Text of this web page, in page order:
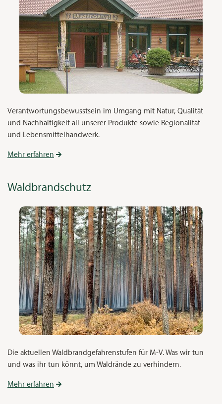
Verantwortungsbewusstsein im Umgang mit Natur, Qualität
und Nachhaltigkeit all unserer Produkte sowie Regionalität
und Lebensmittelhandwerk.
Mehr erfahren
Waldbrandschutz
Die aktuellen Waldbrandgefahrenstufen für M-V. Was wir tun
und was ihr tun könnt, um Waldrände zu verhindern.
Mehr erfahren